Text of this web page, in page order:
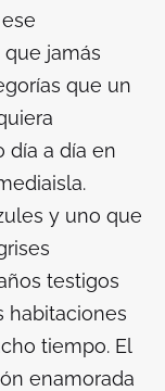
jamás
que un
día a día en
y uno que
testigos
habitaciones
tiempo. El
enamorada